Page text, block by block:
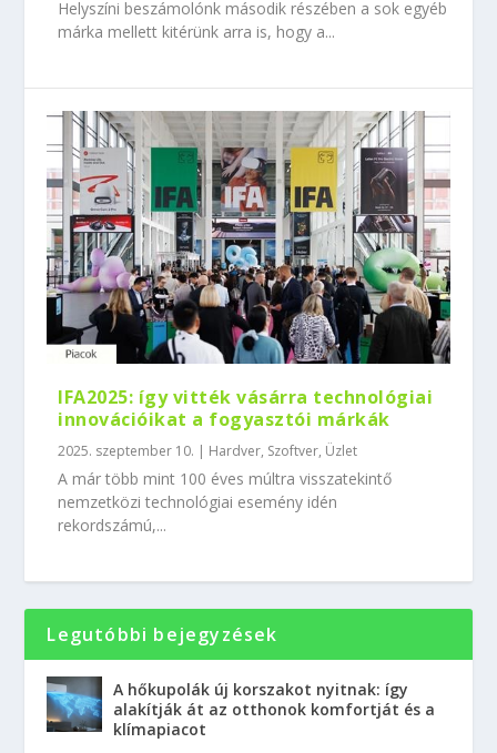
Helyszíni beszámolónk második részében a sok egyéb
márka mellett kitérünk arra is, hogy a...
IFA2025: így vitték vásárra technológiai
innovációikat a fogyasztói márkák
2025. szeptember 10. | Hardver, Szoftver, Üzlet
A már több mint 100 éves múltra visszatekintő
nemzetközi technológiai esemény idén
rekordszámú,...
Legutóbbi bejegyzések
A hőkupolák új korszakot nyitnak: így
alakítják át az otthonok komfortját és a
klímapiacot